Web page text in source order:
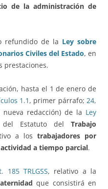
de la administración de
refundido de la Ley sobre
Civiles del Estado, en
prestaciones.
hasta el 1 de enero de
1.1 , primer párrafo;24,
nueva redacción) de la Ley
Estatuto del Trabajo
a los trabajadores por
a tiempo parcial.
185 TRLGSS, relativo a la
que consistirá en